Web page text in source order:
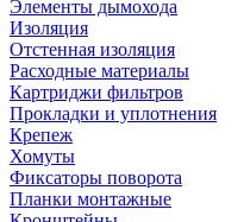
Элементы дымохода
Изоляция
Отстенная изоляция
Расходные материалы
Картриджи фильтров
Прокладки и уплотнения
Крепеж
Хомуты
Фиксаторы поворота
Планки монтажные